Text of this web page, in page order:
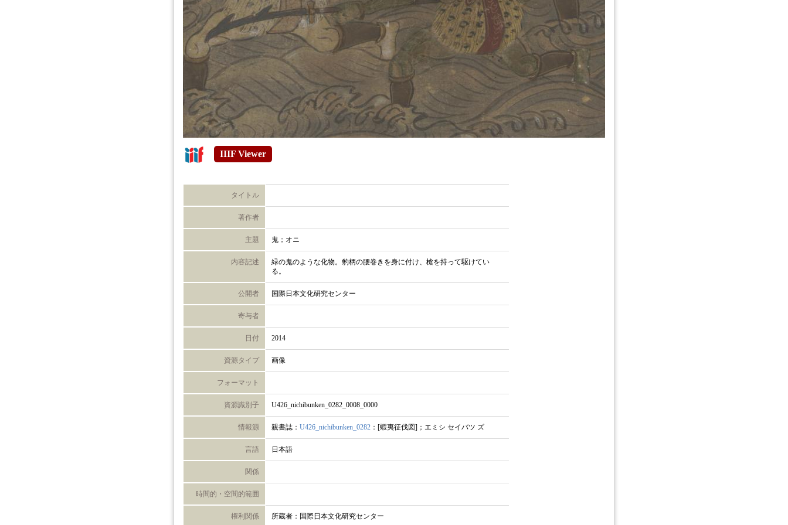
IIIF Viewer
タイトル
著作者
主題 鬼；オニ
内容記述
緑の鬼のような化物。豹柄の腰巻きを身に付け、槍を持って駆けてい
る。
公開者 国際日本文化研究センター
寄与者
日付 2014
資源タイプ 画像
フォーマット
資源識別子 U426_nichibunken_0282_0008_0000
情報源 親書誌： U426_nichibunken_0282 ：[蝦夷征伐図]；エミシ セイバツ ズ
言語 日本語
関係
時間的・空間的範囲
権利関係 所蔵者：国際日本文化研究センター